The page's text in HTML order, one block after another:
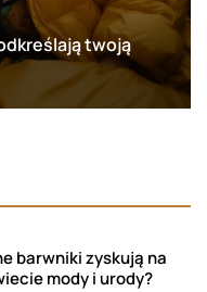
twoją
barwniki zyskują na
mody i urody?